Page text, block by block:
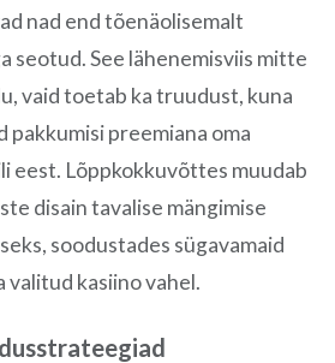
nad end tõenäolisemalt
seotud. See lähenemisviis mitte
vaid toetab ka truudust, kuna
pakkumisi preemiana oma
eest. Lõppkokkuvõttes muudab
disain tavalise mängimise
soodustades sügavamaid
valitud kasiino vahel.